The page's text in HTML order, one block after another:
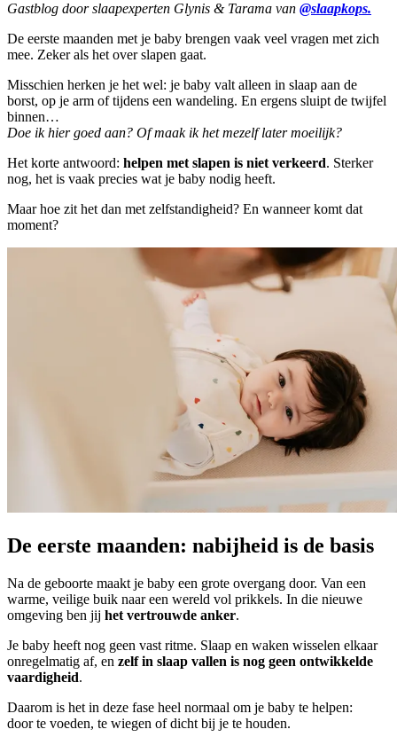
Gastblog door slaapexperten Glynis & Tarama van @slaapkops.
De eerste maanden met je baby brengen vaak veel vragen met zich
mee. Zeker als het over slapen gaat.
Misschien herken je het wel: je baby valt alleen in slaap aan de
borst, op je arm of tijdens een wandeling. En ergens sluipt de twijfel
binnen…
Doe ik hier goed aan? Of maak ik het mezelf later moeilijk?
Het korte antwoord: helpen met slapen is niet verkeerd. Sterker
nog, het is vaak precies wat je baby nodig heeft.
Maar hoe zit het dan met zelfstandigheid? En wanneer komt dat
moment?
De eerste maanden: nabijheid is de basis
Na de geboorte maakt je baby een grote overgang door. Van een
warme, veilige buik naar een wereld vol prikkels. In die nieuwe
omgeving ben jij het vertrouwde anker.
Je baby heeft nog geen vast ritme. Slaap en waken wisselen elkaar
onregelmatig af, en zelf in slaap vallen is nog geen ontwikkelde
vaardigheid.
Daarom is het in deze fase heel normaal om je baby te helpen:
door te voeden, te wiegen of dicht bij je te houden.